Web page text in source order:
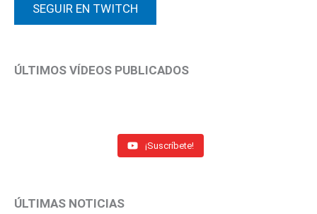
SEGUIR EN TWITCH
ÚLTIMOS VÍDEOS PUBLICADOS
¡Suscríbete!
ÚLTIMAS NOTICIAS